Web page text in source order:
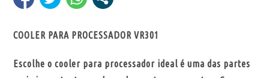
COOLER PARA PROCESSADOR VR301
Escolhe o cooler para processador ideal é uma das partes